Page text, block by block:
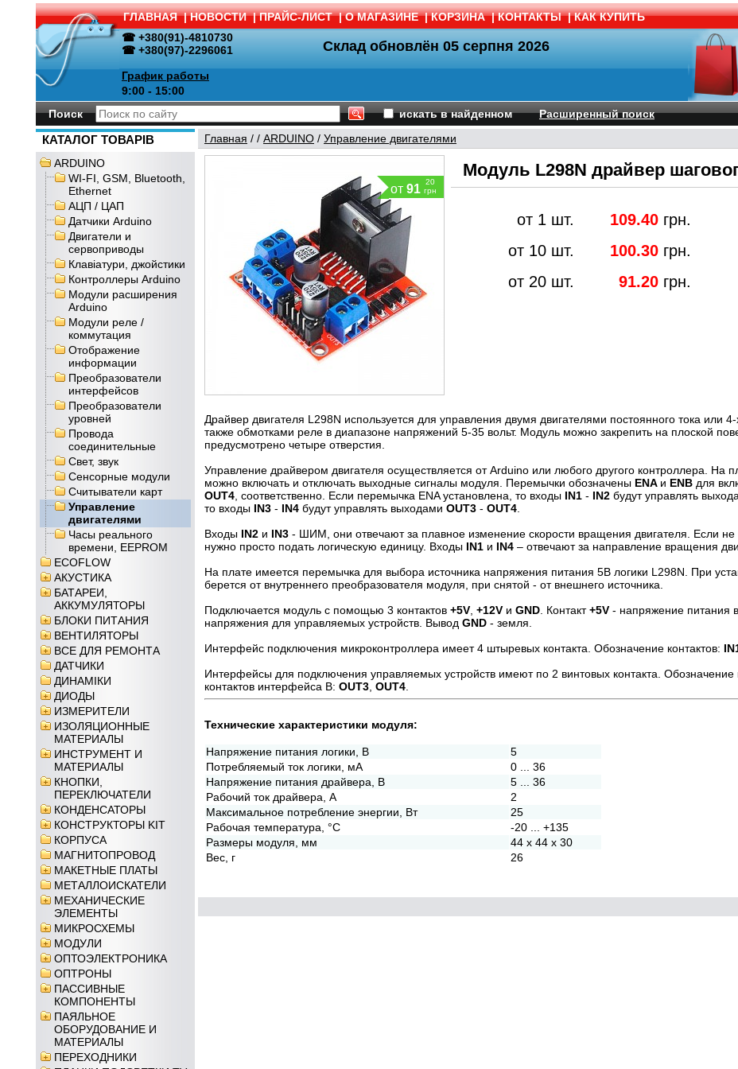
ГЛАВНАЯ | НОВОСТИ | ПРАЙС-ЛИСТ | О МАГАЗИНЕ | КОРЗИНА | КОНТАКТЫ | КАК КУПИТЬ
☎ +380(91)-4810730
☎ +380(97)-2296061
График работы
9:00 - 15:00
Склад обновлён 05 серпня 2026
Поиск искать в найденном Расширенный поиск
КАТАЛОГ ТОВАРІВ
ARDUINO
WI-FI, GSM, Bluetooth,
Ethernet
АЦП / ЦАП
Датчики Arduino
Двигатели и
сервоприводы
Клавіатури, джойстики
Контроллеры Arduino
Модули расширения
Arduino
Модули реле /
коммутация
Отображение
информации
Преобразователи
интерфейсов
Преобразователи
уровней
Провода
соединительные
Свет, звук
Сенсорные модули
Считыватели карт
Управление
двигателями
Часы реального
времени, EEPROM
ECOFLOW
АКУСТИКА
БАТАРЕИ,
АККУМУЛЯТОРЫ
БЛОКИ ПИТАНИЯ
ВЕНТИЛЯТОРЫ
ВСЕ ДЛЯ РЕМОНТА
ДАТЧИКИ
ДИНАМІКИ
ДИОДЫ
ИЗМЕРИТЕЛИ
ИЗОЛЯЦИОННЫЕ
МАТЕРИАЛЫ
ИНСТРУМЕНТ И
МАТЕРИАЛЫ
КНОПКИ,
ПЕРЕКЛЮЧАТЕЛИ
КОНДЕНСАТОРЫ
КОНСТРУКТОРЫ KIT
КОРПУСА
МАГНИТОПРОВОД
МАКЕТНЫЕ ПЛАТЫ
МЕТАЛЛОИСКАТЕЛИ
МЕХАНИЧЕСКИЕ
ЭЛЕМЕНТЫ
МИКРОСХЕМЫ
МОДУЛИ
ОПТОЭЛЕКТРОНИКА
ОПТРОНЫ
ПАССИВНЫЕ
КОМПОНЕНТЫ
ПАЯЛЬНОЕ
ОБОРУДОВАНИЕ И
МАТЕРИАЛЫ
ПЕРЕХОДНИКИ
Главная / / ARDUINO / Управление двигателями
от 91
20
грн
Модуль L298N драйвер
от 1 шт. 109.40 грн.
от 10 шт.
100.30 грн.
от 20 шт.
91.20 грн.
Драйвер двигателя L298N используется для управления двумя двигателями постоянного тока
также обмотками реле в диапазоне напряжений 5-35 вольт. Модуль можно закрепить на плоской
предусмотрено четыре отверстия.
Управление драйвером двигателя осуществляется от Arduino или любого другого контроллера.
можно включать и отключать выходные сигналы модуля. Перемычки обозначены ENA и ENB для
OUT4 , соответственно. Если перемычка ENA установлена, то входы IN1 - IN2 будут управлять
то входы IN3 - IN4 будут управлять выходами OUT3 - OUT4
Входы IN2 и IN3 - ШИМ, они отвечают за плавное изменение скорости вращения двигателя. Если
нужно просто подать логическую единицу. Входы IN1 и IN4 – отвечают за направление вращения
На плате имеется перемычка для выбора источника напряжения питания 5В логики L298N. При
берется от внутреннего преобразователя модуля, при снятой - от внешнего источника.
Подключается модуль с помощью 3 контактов +5V +12V и GND . Контакт+5V - напряжение питания
напряжения для управляемых устройств. Вывод GND - земля.
Интерфейс подключения микроконтроллера имеет 4 штыревых контакта. Обозначение контактов:
Интерфейсы для подключения управляемых устройств имеют по 2 винтовых контакта. Обозначение
контактов интерфейса B: OUT3 OUT4
Технические характеристики модуля:
Напряжение питания логики, В
5
Потребляемый ток логики, мА
0 ... 36
Напряжение питания драйвера, В
5 ... 36
Рабочий ток драйвера, А
2
Максимальное потребление энергии, Вт
25
Рабочая температура, °С
-20 ... +135
Размеры модуля, мм
44 х 44 х 30
Вес, г
26